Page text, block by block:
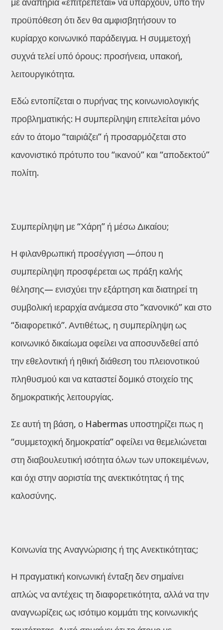
προϋπόθεση ότι δεν θα αμφισβητήσουν το
κυρίαρχο κοινωνικό παράδειγμα. Η συμμετοχή
συχνά τελεί υπό όρους: προσήνεια, υπακοή,
λειτουργικότητα.
Εδώ εντοπίζεται ο πυρήνας της κοινωνιολογικής
προβληματικής: Η συμπερίληψη επιτελείται μόνο
εάν το άτομο “ταιριάζει” ή προσαρμόζεται στο
κανονιστικό πρότυπο του “ικανού” και “αποδεκτού”
πολίτη.
Συμπερίληψη με “Χάρη” ή μέσω Δικαίου;
Η φιλανθρωπική προσέγγιση —όπου η
συμπερίληψη προσφέρεται ως πράξη καλής
θέλησης— ενισχύει την εξάρτηση και διατηρεί τη
συμβολική ιεραρχία ανάμεσα στο “κανονικό” και στο
“διαφορετικό”. Αντιθέτως, η συμπερίληψη ως
κοινωνικό δικαίωμα οφείλει να αποσυνδεθεί από
την εθελοντική ή ηθική διάθεση του πλειονοτικού
πληθυσμού και να καταστεί δομικό στοιχείο της
δημοκρατικής λειτουργίας.
Σε αυτή τη βάση, ο Habermas υποστηρίζει πως η
“συμμετοχική δημοκρατία” οφείλει να θεμελιώνεται
στη διαβουλευτική ισότητα όλων των υποκειμένων,
και όχι στην αοριστία της ανεκτικότητας ή της
καλοσύνης.
Κοινωνία της Αναγνώρισης ή της Ανεκτικότητας;
Η πραγματική κοινωνική ένταξη δεν σημαίνει
απλώς να αντέχεις τη διαφορετικότητα, αλλά να την
αναγνωρίζεις ως ισότιμο κομμάτι της κοινωνικής